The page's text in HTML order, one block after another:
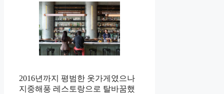
2016년까지 평범한 옷가게였으나
지중해풍 레스토랑으로 탈바꿈했